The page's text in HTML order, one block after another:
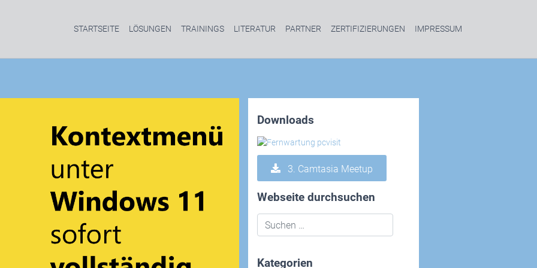
STARTSEITE LÖSUNGEN TRAININGS LITERATUR PARTNER ZERTIFIZIERUNGEN IMPRESSUM
Downloads
3. Camtasia Meetup
Webseite durchsuchen
Kategorien